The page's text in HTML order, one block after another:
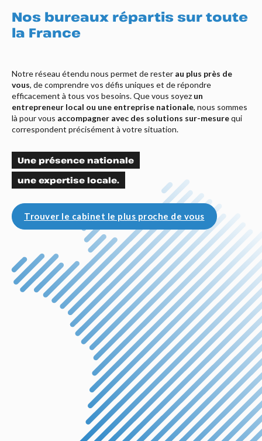
Nos bureaux répartis sur toute
la France
Notre réseau étendu nous permet de rester au plus près de
vous, de comprendre vos défis uniques et de répondre
efficacement à tous vos besoins. Que vous soyez un
entrepreneur local ou une entreprise nationale, nous sommes
là pour vous accompagner avec des solutions sur-mesurequi
correspondent précisément à votre situation.
Une présence nationale
une expertise locale.
Trouver le cabinet le plus proche de vous